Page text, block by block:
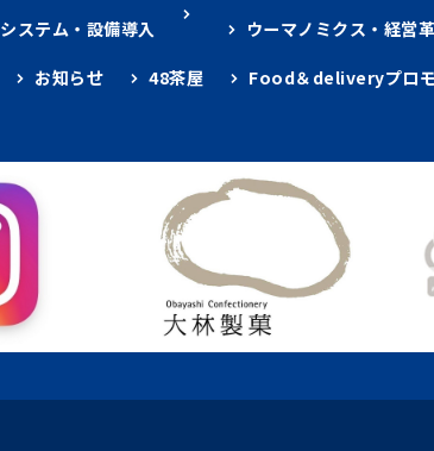
システム・設備導入 ウーマノミクス・経営
お知らせ 48茶屋 Food＆deliveryプロ